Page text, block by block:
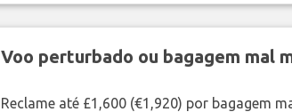
Voo perturbado ou bagagem mal
Reclame até £1,600 (€1,920) por bagagem